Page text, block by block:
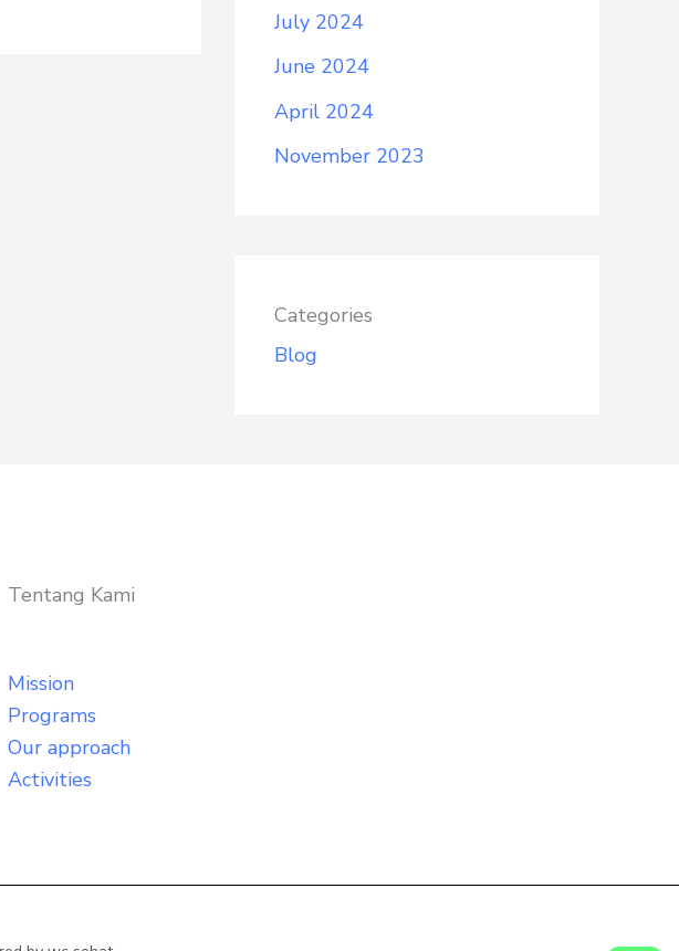
July 2024
June 2024
April 2024
November 2023
Categories
Blog
Tentang Kami
Mission
Programs
Our approach
Activities